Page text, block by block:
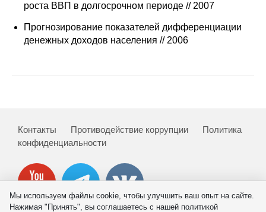
Противодействие коррупции
Материалы для СМИ
Проблемы прогнозирования
О журнале
Номера журналов
роста ВВП в долгосрочном периоде // 2007
Прогнозирование показателей дифференциации
денежных доходов населения // 2006
Контакты Противодействие коррупции
Политика
конфиденциальности
Мы используем файлы cookie, чтобы улучшить ваш опыт на сайте.
Нажимая "Принять", вы соглашаетесь с нашей политикой